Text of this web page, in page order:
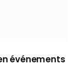
en événements